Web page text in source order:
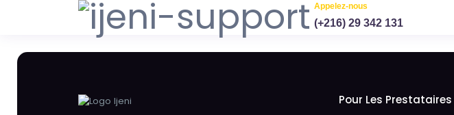
Appelez-nous
(+216) 29 342 131
Pour Les Prestataires